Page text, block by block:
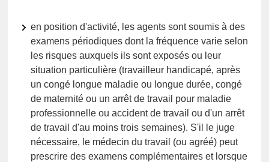
en position d'activité, les agents sont soumis à des
examens périodiques dont la fréquence varie selon
les risques auxquels ils sont exposés ou leur
situation particulière (travailleur handicapé, après
un congé longue maladie ou longue durée, congé
de maternité ou un arrêt de travail pour maladie
professionnelle ou accident de travail ou d'un arrêt
de travail d'au moins trois semaines). S'il le juge
nécessaire, le médecin du travail (ou agréé) peut
prescrire des examens complémentaires et lorsque